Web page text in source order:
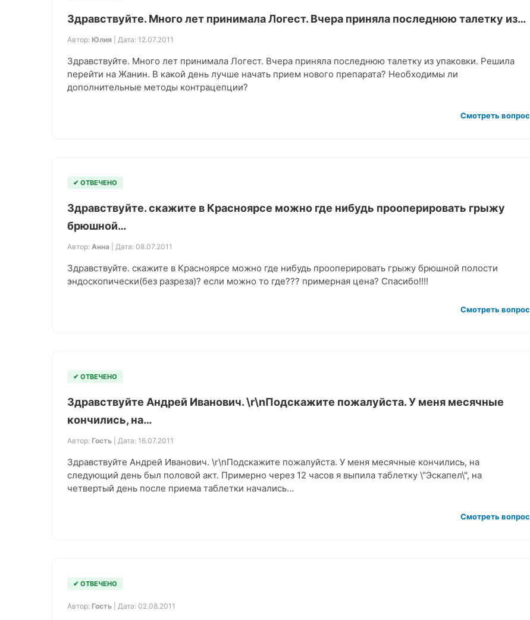
Здравствуйте. Много лет принимала Логест. Вчера приняла последнюю талетку из…
Автор: Юлия | Дата: 12.07.2011
Здравствуйте. Много лет принимала Логест. Вчера приняла последнюю талетку из упаковки. Решила
перейти на Жанин. В какой день лучше начать прием нового препарата? Необходимы ли
дополнительные методы контрацепции?
Смотреть вопрос
✔ ОТВЕЧЕНО
Здравствуйте. скажите в Красноярсе можно где нибудь прооперировать грыжу
брюшной…
Автор: Анна | Дата: 08.07.2011
Здравствуйте. скажите в Красноярсе можно где нибудь прооперировать грыжу брюшной полости
эндоскопически(без разреза)? если можно то где??? примерная цена? Спасибо!!!!
Смотреть вопрос
✔ ОТВЕЧЕНО
Здравствуйте Андрей Иванович. \r\nПодскажите пожалуйста. У меня месячные
кончились, на…
Автор: Гость | Дата: 16.07.2011
Здравствуйте Андрей Иванович. \r\nПодскажите пожалуйста. У меня месячные кончились, на
следующий день был половой акт. Примерно через 12 часов я выпила таблетку \"Эскапел\", на
четвертый день после приема таблетки начались…
Смотреть вопрос
✔ ОТВЕЧЕНО
Автор: Гость | Дата: 02.08.2011